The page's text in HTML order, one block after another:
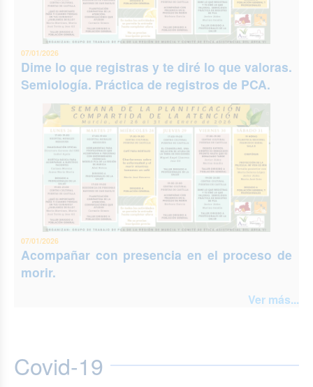
07/01/2026
Dime lo que registras y te diré lo que valoras.
Semiología. Práctica de registros de PCA.
07/01/2026
Acompañar con presencia en el proceso de
morir.
Ver más...
Covid-19